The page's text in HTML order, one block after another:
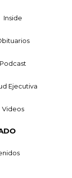
Inside
Podcast
Ejecutiva
Videos